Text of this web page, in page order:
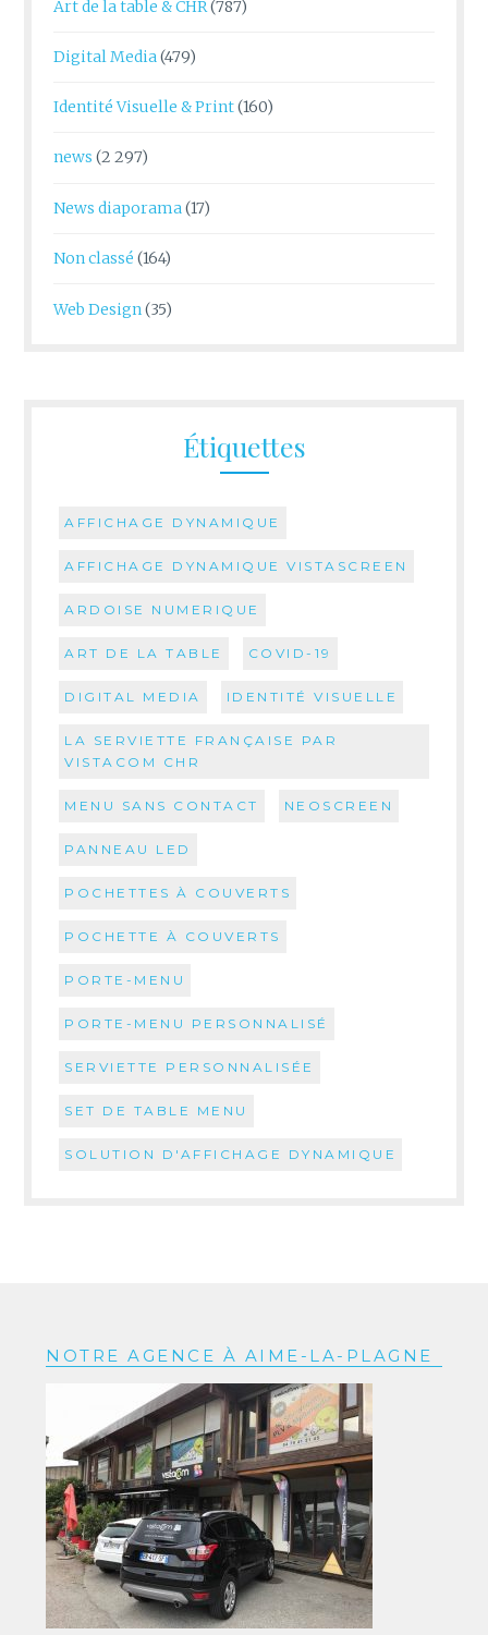
Art de la table & CHR (787)
Digital Media(479)
Identité Visuelle & Print(160)
news (2 297)
News diaporama(17)
Non classé (164)
Web Design (35)
Étiquettes
AFFICHAGE DYNAMIQUE
AFFICHAGE DYNAMIQUE VISTASCREEN
ARDOISE NUMERIQUE
ART DE LA TABLE COVID-19
DIGITAL MEDIA IDENTITÉ VISUELLE
LA SERVIETTE FRANÇAISE PAR
VISTACOM CHR
MENU SANS CONTACT NEOSCREEN
PANNEAU LED
POCHETTES À COUVERTS
POCHETTE À COUVERTS
PORTE-MENU
PORTE-MENU PERSONNALISÉ
SERVIETTE PERSONNALISÉE
SET DE TABLE MENU
SOLUTION D'AFFICHAGE DYNAMIQUE
NOTRE AGENCE À AIME-LA-PLAGNE